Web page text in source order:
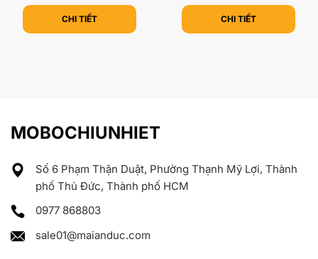
CHI TIẾT CHI TIẾT
MOBOCHIUNHIET
Số 6 Phạm Thận Duật, Phường Thạnh Mỹ Lợi, Thành
phố Thủ Đức, Thành phố HCM
0977 868803
sale01@maianduc.com